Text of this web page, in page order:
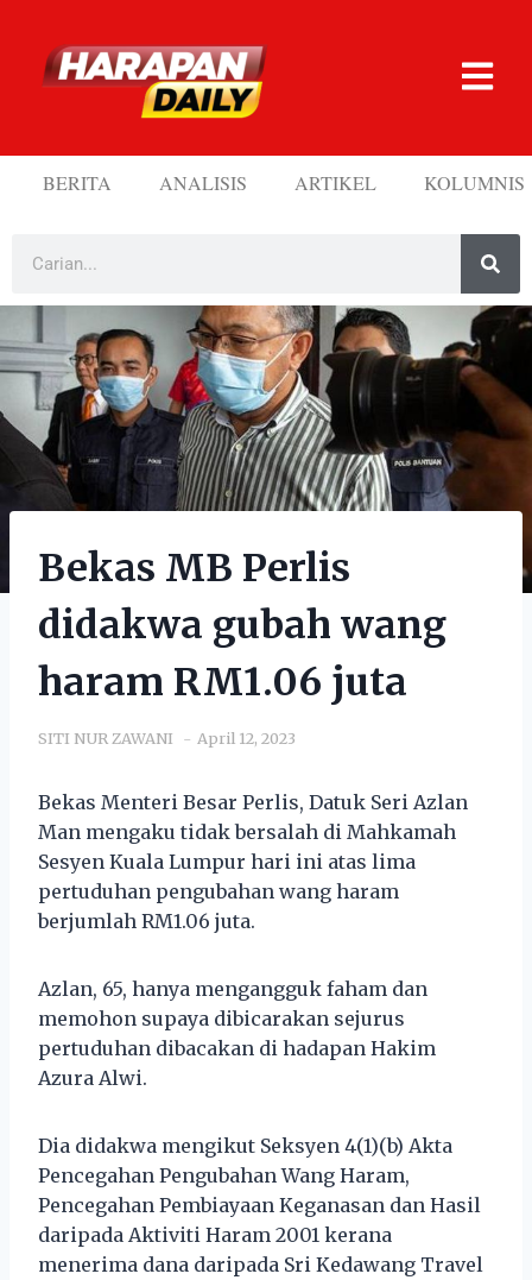
BERITA ANALISIS ARTIKEL KOLUMNIS
Bekas MB Perlis
didakwa gubah wang
haram RM1.06 juta
SITI NUR ZAWANI April 12, 2023
Bekas Menteri Besar Perlis, Datuk Seri Azlan
Man mengaku tidak bersalah di Mahkamah
Sesyen Kuala Lumpur hari ini atas lima
pertuduhan pengubahan wang haram
berjumlah RM1.06 juta.
Azlan, 65, hanya mengangguk faham dan
memohon supaya dibicarakan sejurus
pertuduhan dibacakan di hadapan Hakim
Azura Alwi.
Dia didakwa mengikut Seksyen 4(1)(b) Akta
Pencegahan Pengubahan Wang Haram,
Pencegahan Pembiayaan Keganasan dan Hasil
daripada Aktiviti Haram 2001 kerana
menerima dana daripada Sri Kedawang Travel